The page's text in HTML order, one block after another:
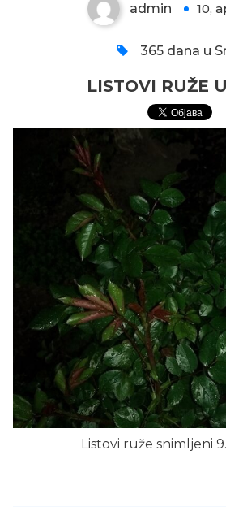
admin 10,
365 dana u
LISTOVI RUŽE
Listovi ruže snimljeni